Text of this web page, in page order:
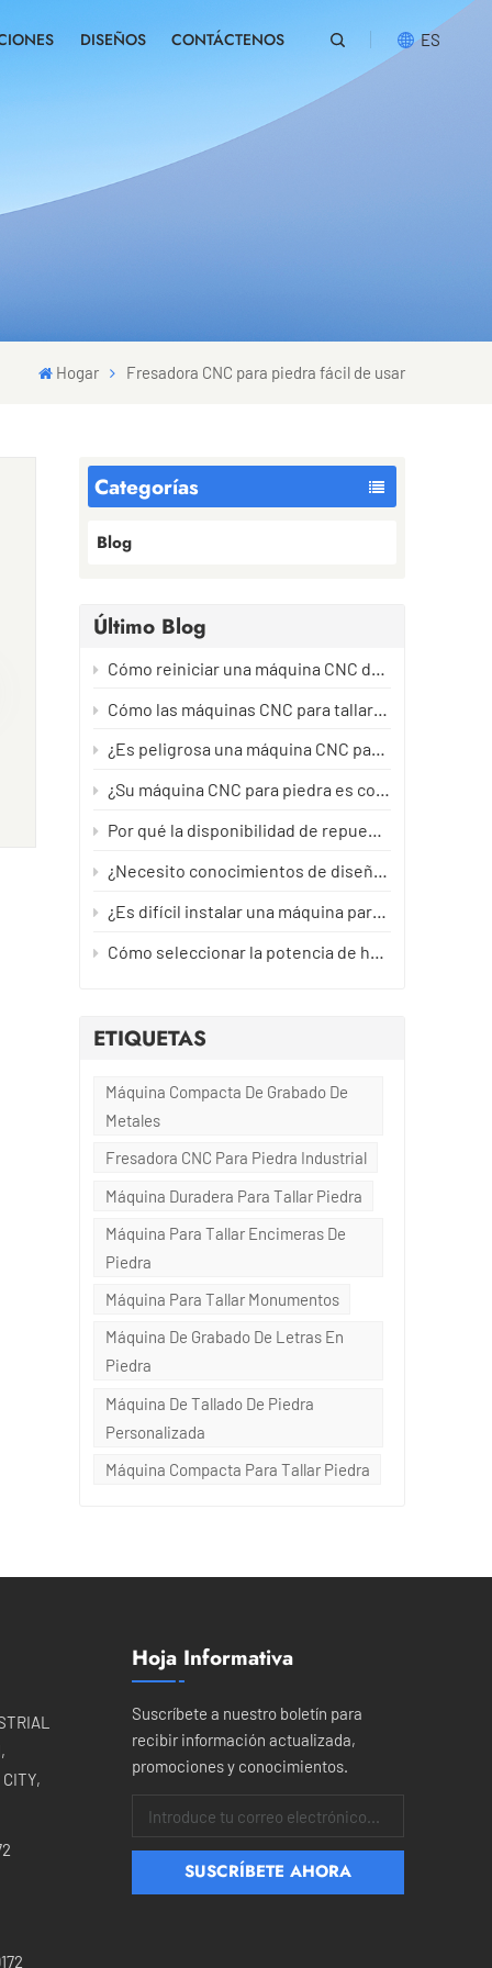
DISEÑOS CONTÁCTENOS ES
العربية
Hogar Fresadora CNC para piedra fácil de usar
Categorías
Blog
Último Blog
Cómo reiniciar una máquina CNC de piedra después de un largo período de inactividad sin dañarla.
Cómo las máquinas CNC para tallar piedra crean trayectorias de herramienta: del diseño al tallado de precisión.
¿Es peligrosa una máquina CNC para tallar piedra? La guía de seguridad que todo operario debería leer.
¿Su máquina CNC para piedra es compatible con mi idioma? Todo lo que necesita saber.
Por qué la disponibilidad de repuestos importa más que el precio de la máquina.
¿Necesito conocimientos de diseño asistido por ordenador (CAD) para manejar una máquina de tallar piedra?
¿Es difícil instalar una máquina para tallar piedra?
Cómo seleccionar la potencia de husillo adecuada para máquinas CNC de piedra
ETIQUETAS
Máquina Compacta De Grabado De
Metales
Fresadora CNC Para Piedra Industrial
Máquina Duradera Para Tallar Piedra
Máquina Para Tallar Encimeras De
Piedra
Máquina Para Tallar Monumentos
Máquina De Grabado De Letras En
Piedra
Máquina De Tallado De Piedra
Personalizada
Máquina Compacta Para Tallar Piedra
Hoja Informativa
Suscríbete a nuestro boletín para
recibir información actualizada,
promociones y conocimientos.